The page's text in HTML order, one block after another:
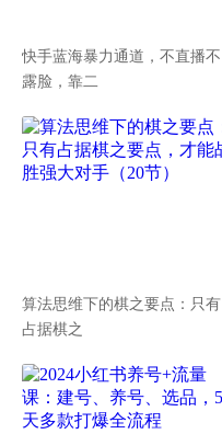
快手蓝海暴力通道，不直播不
露脸，靠二
算法思维下的棋之要点：只有
占据棋之